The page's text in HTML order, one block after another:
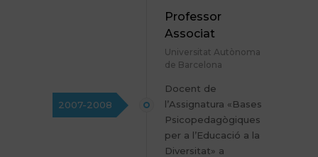
2007-2008
Professor
Associat
Universitat Autònoma
de Barcelona
Docent de
l’Assignatura «Bases
Psicopedagògiques
per a l’Educació a la
Diversitat» a